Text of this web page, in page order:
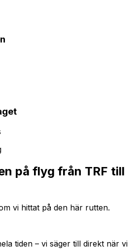
på flyg från TRF till
vi hittat på den här rutten.
tiden – vi säger till direkt när vi